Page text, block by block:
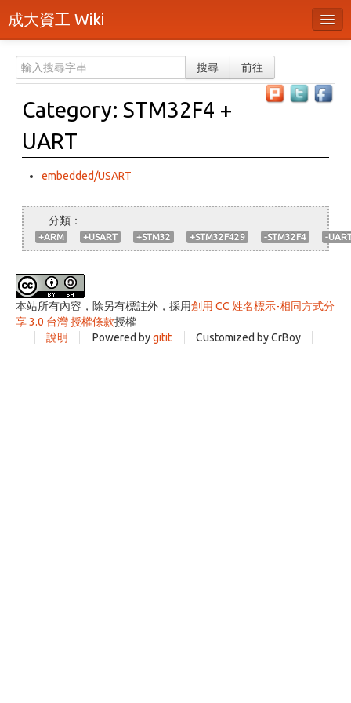
成大資工 Wiki
分類
隨機頁面
最近活動
上傳檔案
登入 / 註冊帳號
搜尋 前往
Category: STM32F4 +
UART
embedded/USART
+ARM +USART +STM32 +STM32F429 -STM32F4 -
本站所有內容，除另有標註外，採用創用 CC 姓名標示-相同方式分
享 3.0 台灣 授權條款授權
說明
Powered bygitit Customized by CrBoy